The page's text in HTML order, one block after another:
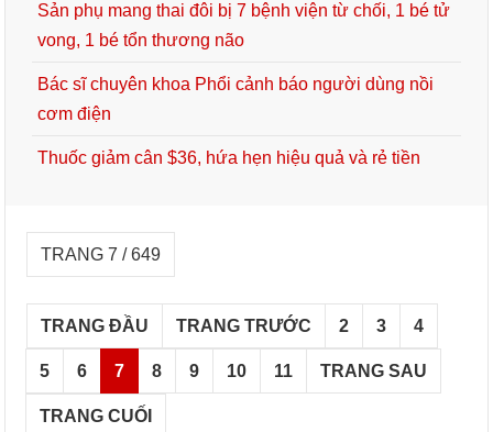
Sản phụ mang thai đôi bị 7 bệnh viện từ chối, 1 bé tử
vong, 1 bé tổn thương não
Bác sĩ chuyên khoa Phổi cảnh báo người dùng nồi
cơm điện
Thuốc giảm cân $36, hứa hẹn hiệu quả và rẻ tiền
TRANG 7 / 649
TRANG ĐẦU TRANG TRƯỚC 2 3 4
5 6 7 8 9 10 11 TRANG SAU
TRANG CUỐI